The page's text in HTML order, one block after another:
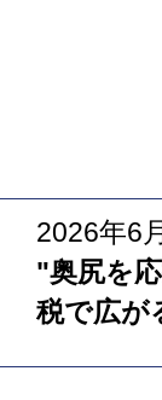
2026年6
"奥尻を
税で広が